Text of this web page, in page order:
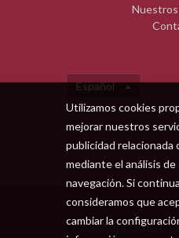
Español
Copyrights © 2026 -
Utilizamos cookies
mejorar nuestros
publicidad relacionada
mediante el análisis
navegación. Si
consideramos que
cambiar la